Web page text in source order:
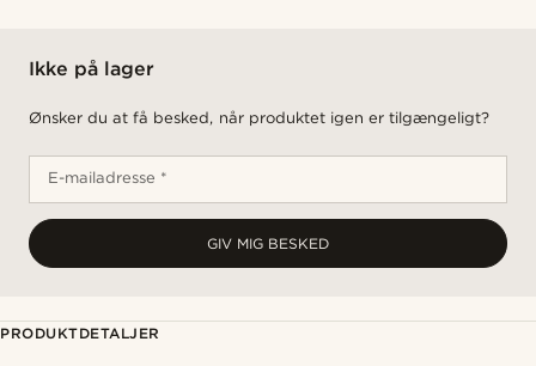
Ikke på lager
Ønsker du at få besked, når produktet igen er tilgængeligt?
E-mailadresse *
GIV MIG BESKED
PRODUKTDETALJER